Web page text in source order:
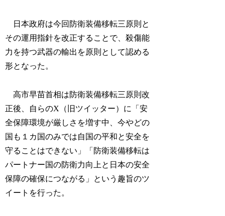
日本政府は今回防衛装備移転三原則と
その運用指針を改正することで、殺傷能
力を持つ武器の輸出を原則として認める
形となった。
高市早苗首相は防衛装備移転三原則改
正後、自らのX（旧ツイッター）に「安
全保障環境が厳しさを増す中、今やどの
国も１カ国のみでは自国の平和と安全を
守ることはできない」「防衛装備移転は
パートナー国の防衛力向上と日本の安全
保障の確保につながる」という趣旨のツ
イートを行った。